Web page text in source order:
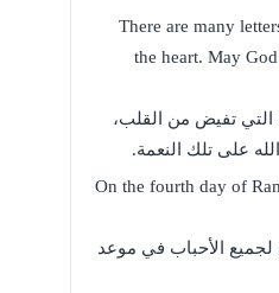
There are many
the heart. May
التي تفيض من القلب،
على تلك النعمة.
On the fourth day of
لجميع الأحباب في موعد